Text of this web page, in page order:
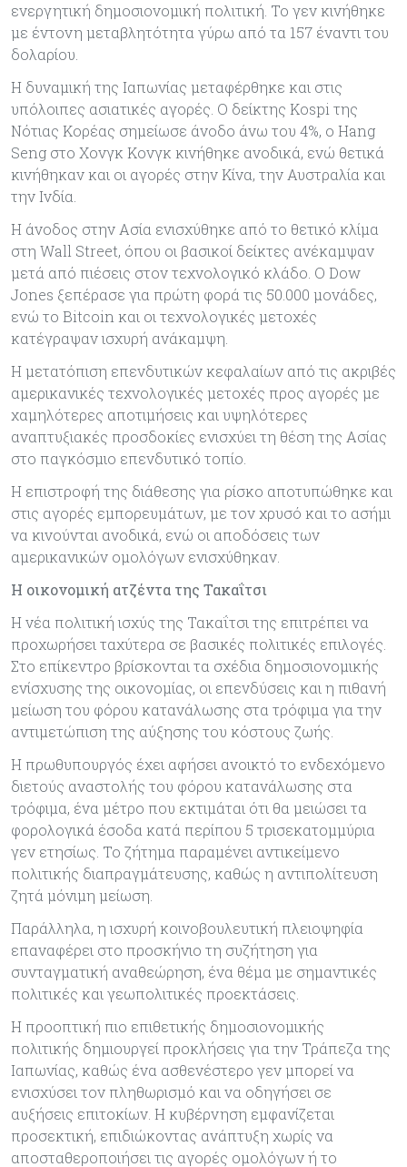
ενεργητική δημοσιονομική πολιτική. Το γεν κινήθηκε
με έντονη μεταβλητότητα γύρω από τα 157 έναντι του
δολαρίου.
Η δυναμική της Ιαπωνίας μεταφέρθηκε και στις
υπόλοιπες ασιατικές αγορές. Ο δείκτης Kospi της
Νότιας Κορέας σημείωσε άνοδο άνω του 4%, ο Hang
Seng στο Χονγκ Κονγκ κινήθηκε ανοδικά, ενώ θετικά
κινήθηκαν και οι αγορές στην Κίνα, την Αυστραλία και
την Ινδία.
Η άνοδος στην Ασία ενισχύθηκε από το θετικό κλίμα
στη Wall Street, όπου οι βασικοί δείκτες ανέκαμψαν
μετά από πιέσεις στον τεχνολογικό κλάδο. Ο Dow
Jones ξεπέρασε για πρώτη φορά τις 50.000 μονάδες,
ενώ το Bitcoin και οι τεχνολογικές μετοχές
κατέγραψαν ισχυρή ανάκαμψη.
Η μετατόπιση επενδυτικών κεφαλαίων από τις ακριβές
αμερικανικές τεχνολογικές μετοχές προς αγορές με
χαμηλότερες αποτιμήσεις και υψηλότερες
αναπτυξιακές προσδοκίες ενισχύει τη θέση της Ασίας
στο παγκόσμιο επενδυτικό τοπίο.
Η επιστροφή της διάθεσης για ρίσκο αποτυπώθηκε και
στις αγορές εμπορευμάτων, με τον χρυσό και το ασήμι
να κινούνται ανοδικά, ενώ οι αποδόσεις των
αμερικανικών ομολόγων ενισχύθηκαν.
Η οικονομική ατζέντα της Τακαΐτσι
Η νέα πολιτική ισχύς της Τακαΐτσι της επιτρέπει να
προχωρήσει ταχύτερα σε βασικές πολιτικές επιλογές.
Στο επίκεντρο βρίσκονται τα σχέδια δημοσιονομικής
ενίσχυσης της οικονομίας, οι επενδύσεις και η πιθανή
μείωση του φόρου κατανάλωσης στα τρόφιμα για την
αντιμετώπιση της αύξησης του κόστους ζωής.
Η πρωθυπουργός έχει αφήσει ανοικτό το ενδεχόμενο
διετούς αναστολής του φόρου κατανάλωσης στα
τρόφιμα, ένα μέτρο που εκτιμάται ότι θα μειώσει τα
φορολογικά έσοδα κατά περίπου 5 τρισεκατομμύρια
γεν ετησίως. Το ζήτημα παραμένει αντικείμενο
πολιτικής διαπραγμάτευσης, καθώς η αντιπολίτευση
ζητά μόνιμη μείωση.
Παράλληλα, η ισχυρή κοινοβουλευτική πλειοψηφία
επαναφέρει στο προσκήνιο τη συζήτηση για
συνταγματική αναθεώρηση, ένα θέμα με σημαντικές
πολιτικές και γεωπολιτικές προεκτάσεις.
Η προοπτική πιο επιθετικής δημοσιονομικής
πολιτικής δημιουργεί προκλήσεις για την Τράπεζα της
Ιαπωνίας, καθώς ένα ασθενέστερο γεν μπορεί να
ενισχύσει τον πληθωρισμό και να οδηγήσει σε
αυξήσεις επιτοκίων. Η κυβέρνηση εμφανίζεται
προσεκτική, επιδιώκοντας ανάπτυξη χωρίς να
αποσταθεροποιήσει τις αγορές ομολόγων ή το